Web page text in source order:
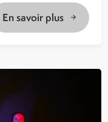
En savoir plus